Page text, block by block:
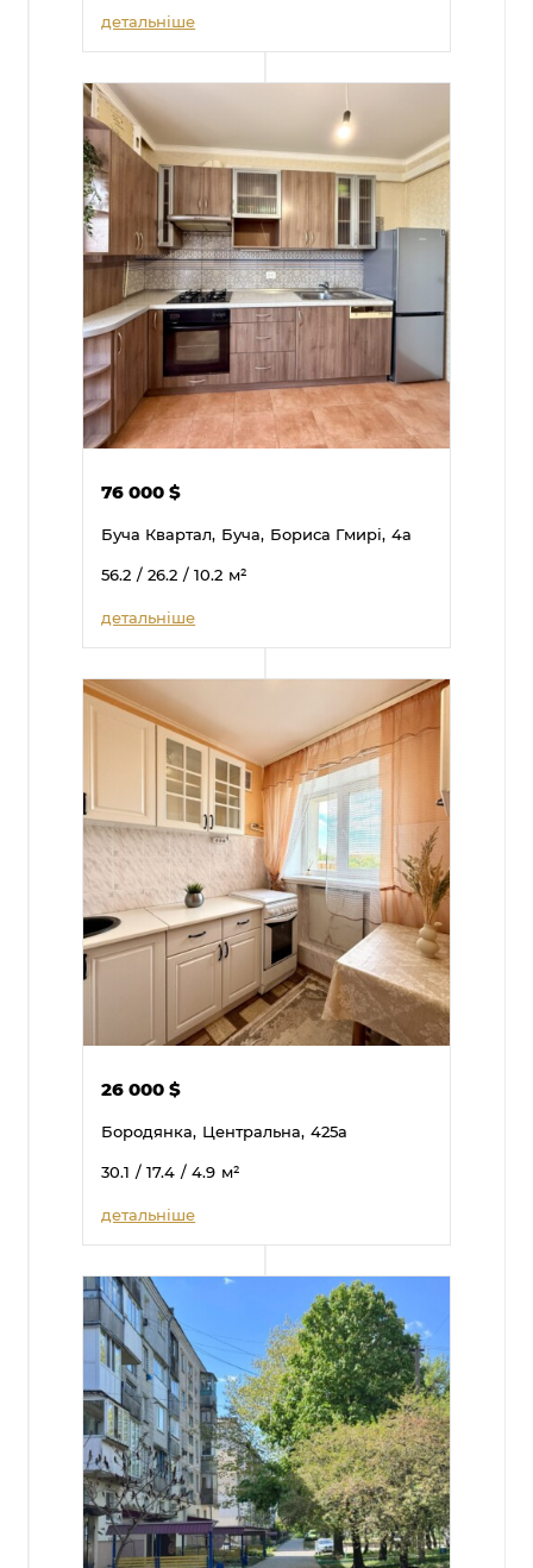
детальніше
76 000$
Буча Квартал, Буча, Бориса Гмирі, 4а
56.2 / 26.2 / 10.2 м²
детальніше
26 000$
Бородянка, Центральна, 425а
30.1 / 17.4 / 4.9 м²
детальніше